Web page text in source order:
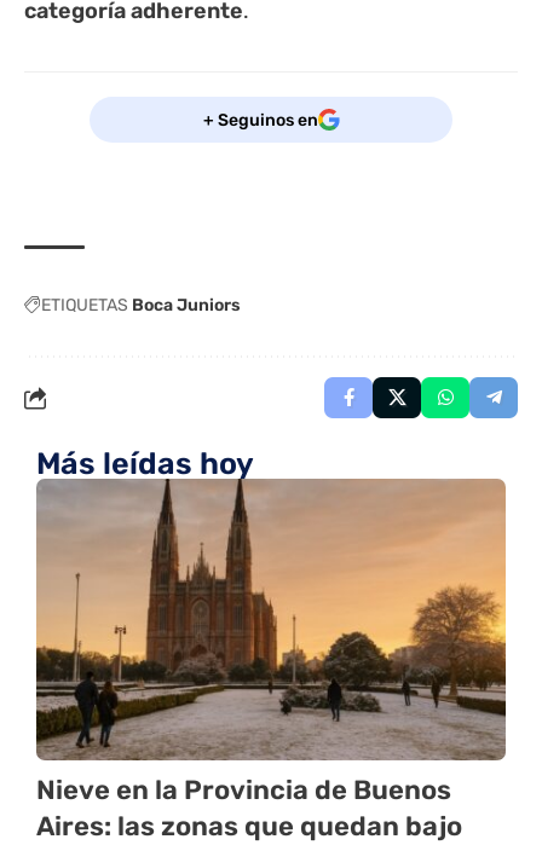
categoría adherente.
+ Seguinos en
ETIQUETAS Boca Juniors
Más leídas hoy
Nieve en la Provincia de Buenos
Aires: las zonas que quedan bajo